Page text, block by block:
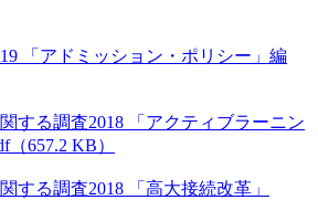
「アドミッション・ポリシー」編
する調査2018 「アクティブラーニン
657.2 KB）
する調査2018 「高大接続改革」